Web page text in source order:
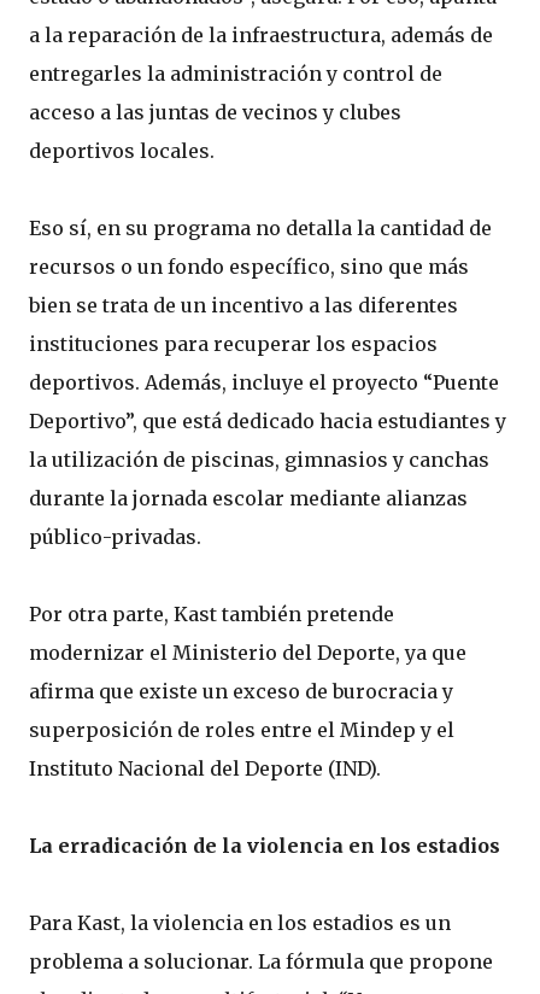
a la reparación de la infraestructura, además de
entregarles la administración y control de
acceso a las juntas de vecinos y clubes
deportivos locales.
Eso sí, en su programa no detalla la cantidad de
recursos o un fondo específico, sino que más
bien se trata de un incentivo a las diferentes
instituciones para recuperar los espacios
deportivos. Además, incluye el proyecto “Puente
Deportivo”, que está dedicado hacia estudiantes y
la utilización de piscinas, gimnasios y canchas
durante la jornada escolar mediante alianzas
público-privadas.
Por otra parte, Kast también pretende
modernizar el Ministerio del Deporte, ya que
afirma que existe un exceso de burocracia y
superposición de roles entre el Mindep y el
Instituto Nacional del Deporte (IND).
La erradicación de la violencia en los estadios
Para Kast, la violencia en los estadios es un
problema a solucionar. La fórmula que propone